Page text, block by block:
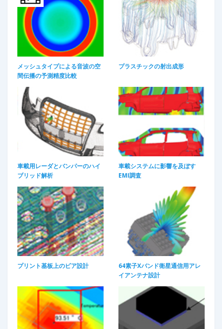
メッシュタイプによる音波の空
間伝播の予測精度比較​
プラスチックの射出成形
車載用レーダとバンパーのハイ
ブリッド解析​
車載システムに影響を及ぼす
EMI調査
プリント基板上のビア設計
64素子Xバンド衛星通信用アレ
イアンテナ設計